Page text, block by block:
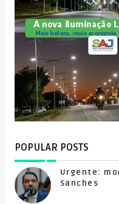
POPULAR POSTS
Urgente:
Sanches